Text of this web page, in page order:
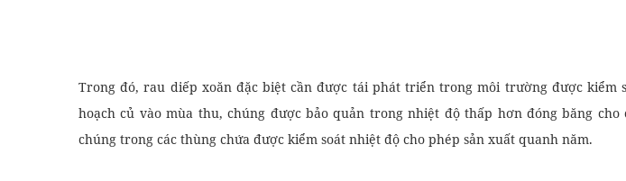
Trong đó, rau diếp xoăn đặc biệt cần được tái phát triển trong môi trường được kiểm
hoạch củ vào mùa thu, chúng được bảo quản trong nhiệt độ thấp hơn đóng băng cho
chúng trong các thùng chứa được kiểm soát nhiệt độ cho phép sản xuất quanh năm.